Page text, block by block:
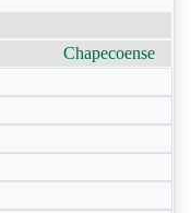
Chapecoense